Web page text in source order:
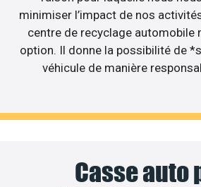
minimiser l’impact de nos
centre de recyclage automobile
option. Il donne la possibilité de
véhicule de manière
Casse auto